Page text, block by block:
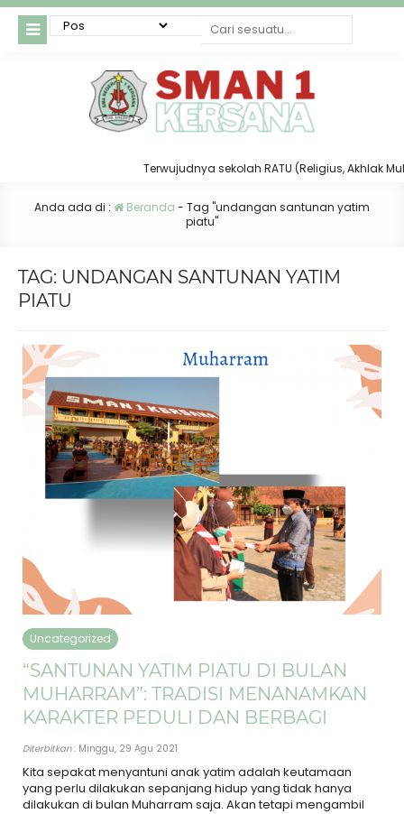
Terwujudnya sekolah RATU (Religius, Akhlak
Anda ada di : Beranda - Tag "undangan santunan yatim
piatu"
TAG: UNDANGAN SANTUNAN YATIM
PIATU
Uncategorized
“SANTUNAN YATIM PIATU DI BULAN
MUHARRAM”: TRADISI MENANAMKAN
KARAKTER PEDULI DAN BERBAGI
Diterbitkan: Minggu, 29 Agu 2021
Kita sepakat menyantuni anak yatim adalah keutamaan
yang perlu dilakukan sepanjang hidup yang tidak hanya
dilakukan di bulan Muharram saja. Akan tetapi mengambil